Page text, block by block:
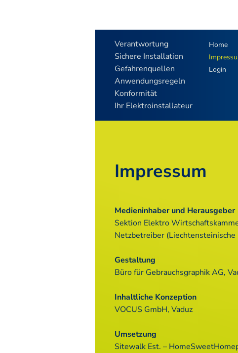
Verantwortung
Sichere Installation
Gefahrenquellen
Anwendungsregeln
Konformität
Ihr Elektroinstallateur
Home
Login
Impressum
Medieninhaber und Herausgeber
Sektion Elektro
Netzbetreiber
Gestaltung
Büro für Gebrauchsgraphik AG,
Inhaltliche Konzeption
VOCUS GmbH, Vaduz
Umsetzung
Sitewalk Est. –